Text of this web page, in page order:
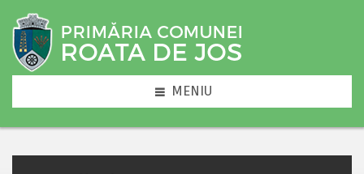
MENIU